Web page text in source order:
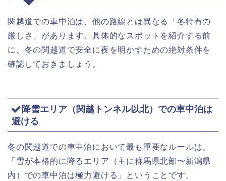
関越道での車中泊は、他の路線とは異なる「冬特有の
厳しさ」があります。具体的なスポットを紹介する前
に、冬の関越道で安全に夜を明かすための絶対条件を
確認しておきましょう。
降雪エリア（関越トンネル以北）での車中泊は
避ける
冬の関越道での車中泊において最も重要なルールは、
「雪が本格的に降るエリア（主に群馬県北部〜新潟県
内）での車中泊は極力避ける」ということです。